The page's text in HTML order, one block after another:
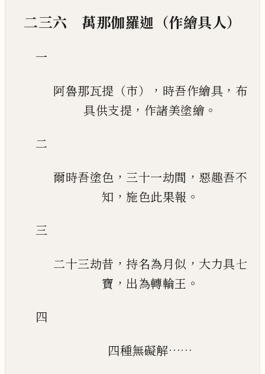
二三六 萬那伽羅迦（作繪具人）
一
阿魯那瓦提（市） ， 時吾作繪具 ， 布
具供支提 ， 作諸美塗繪 。
二
爾時吾塗色 ， 三十一劫間 ， 惡趣吾不
知 ， 施色此果報 。
三
二十三劫昔 ， 持名為月似 ， 大力具七
寶 ， 出為轉輪王 。
四
四種無礙解……